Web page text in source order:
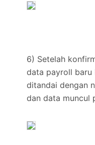
6) Setelah
data payroll baru
ditandai dengan
dan data muncul